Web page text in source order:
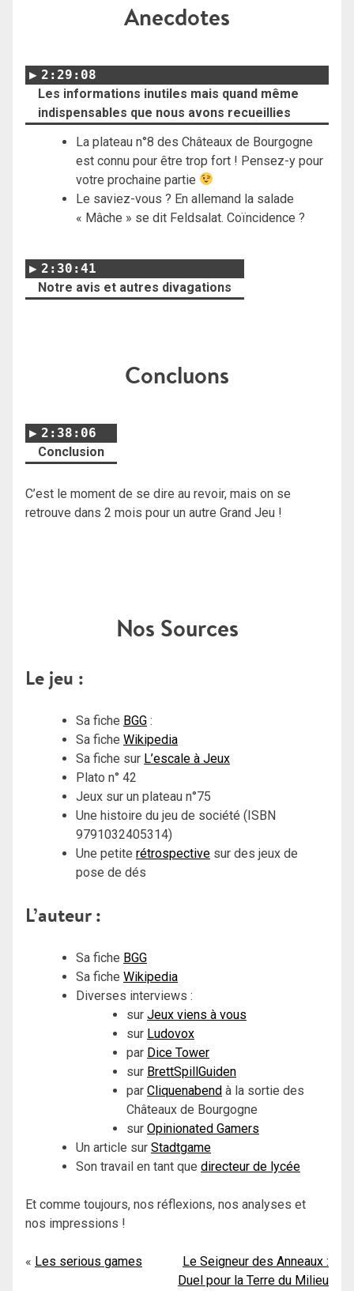
Anecdotes
2:29:08
Les informations inutiles mais quand même
indispensables que nous avons recueillies
La plateau n°8 des Châteaux de Bourgogne
est connu pour être trop fort ! Pensez-y pour
votre prochaine partie
Le saviez-vous ? En allemand la salade
« Mâche » se dit Feldsalat. Coïncidence ?
2:30:41
Notre avis et autres divagations
Concluons
2:38:06
Conclusion
C’est le moment de se dire au revoir, mais on se
retrouve dans 2 mois pour un autre Grand Jeu !
Nos Sources
Le jeu :
Sa fiche BGG :
Sa fiche Wikipedia
Sa fiche sur L’escale à Jeux
Plato n° 42
Jeux sur un plateau n°75
Une histoire du jeu de société (ISBN
9791032405314)
Une petite rétrospective sur des jeux de
pose de dés
L’auteur :
Sa fiche BGG
Sa fiche Wikipedia
Diverses interviews :
sur Jeux viens à vous
sur Ludovox
par Dice Tower
sur BrettSpillGuiden
par Cliquenabend à la sortie des
Châteaux de Bourgogne
sur Opinionated Gamers
Un article sur Stadtgame
Son travail en tant que directeur de lycée
Et comme toujours, nos réflexions, nos analyses et
nos impressions !
Navigation
Les serious games
Le Seigneur des Anneaux :
Duel pour la Terre du Milieu